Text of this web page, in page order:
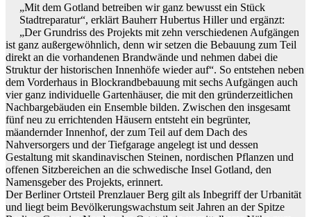
„Mit dem Gotland betreiben wir ganz bewusst ein Stück
Stadtreparatur“, erklärt Bauherr Hubertus Hiller und ergänzt:
„Der Grundriss des Projekts mit zehn verschiedenen Aufgängen
ist ganz außergewöhnlich, denn wir setzen die Bebauung zum Teil
direkt an die vorhandenen Brandwände und nehmen dabei die
Struktur der historischen Innenhöfe wieder auf“. So entstehen neben
dem Vorderhaus in Blockrandbebauung mit sechs Aufgängen auch
vier ganz individuelle Gartenhäuser, die mit den gründerzeitlichen
Nachbargebäuden ein Ensemble bilden. Zwischen den insgesamt
fünf neu zu errichtenden Häusern entsteht ein begrünter,
mäandernder Innenhof, der zum Teil auf dem Dach des
Nahversorgers und der Tiefgarage angelegt ist und dessen
Gestaltung mit skandinavischen Steinen, nordischen Pflanzen und
offenen Sitzbereichen an die schwedische Insel Gotland, den
Namensgeber des Projekts, erinnert.
Der Berliner Ortsteil Prenzlauer Berg gilt als Inbegriff der Urbanität
und liegt beim Bevölkerungswachstum seit Jahren an der Spitze